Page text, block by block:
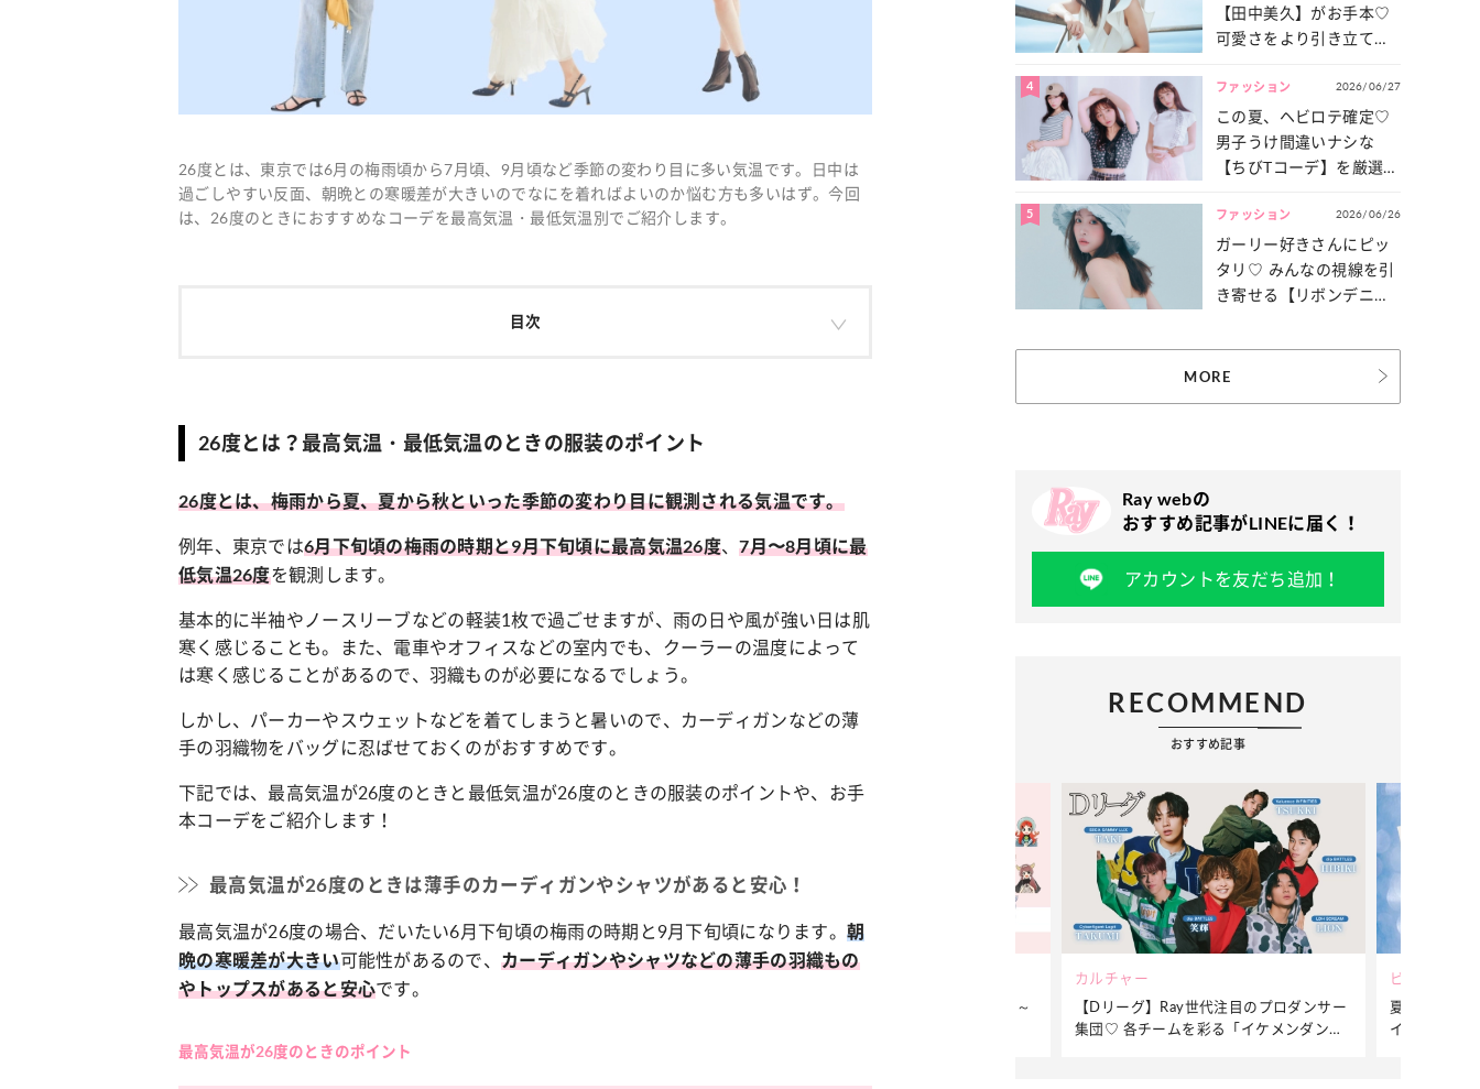
26度とは、東京では6月の梅雨頃から7月頃、9月頃など季節の変わり目に多い気温です。日中は
過ごしやすい反面、朝晩との寒暖差が大きいのでなにを着ればよいのか悩む方も多いはず。今回
は、26度のときにおすすめなコーデを最高気温・最低気温別でご紹介します。
目次
26度とは？最高気温・最低気温のときの服装のポイント
26度とは、梅雨から夏、夏から秋といった季節の変わり目に観測される気温です。
例年、東京では6月下旬頃の梅雨の時期と9月下旬頃に最高気温26度、7月〜8月頃に最
低気温26度を観測します。
基本的に半袖やノースリーブなどの軽装1枚で過ごせますが、 雨の日や風が強い日は肌
寒く感じることも。また、電車やオフィスなどの室内でも、クーラーの温度によって
は寒く感じることがあるので、羽織ものが必要になるでしょう。
しかし、パーカーやスウェットなどを着てしまうと暑いので、カーディガンなどの薄
手の羽織物をバッグに忍ばせておくのがおすすめです。
下記では、最高気温が26度のときと最低気温が26度のときの服装のポイントや、お手
本コーデをご紹介します！
最高気温が26度のときは薄手のカーディガンやシャツがあると安心！
最高気温が26度の場合、だいたい6月下旬頃の梅雨の時期と9月下旬頃になります。 朝
晩の寒暖差が大きい可能性があるので、カーディガンやシャツなどの薄手の羽織もの
やトップスがあると安心です。
最高気温が26度のときのポイント
【田中美久】がお手本♡
可愛さをより引き立てる
4 ファッション 2026/06/27
この夏、ヘビロテ確定♡
男子うけ間違いナシな
【ちびTコーデ】を厳選し
5 ファッション 2026/06/26
ガーリー好きさんにピッ
タリ♡ みんなの視線を引
き寄せる【リボンデニ
MORE
Ray webの
おすすめ記事がLINEに届く！
アカウントを友だち追加！
RECOMMEND
おすすめ記事
カルチャー
【Dリーグ】Ray世代注目のプロダンサー
ビューティー
夏だからこそ“水分”が大切！くずれないメ
イクをつくる【保湿ケア】アイテム3選